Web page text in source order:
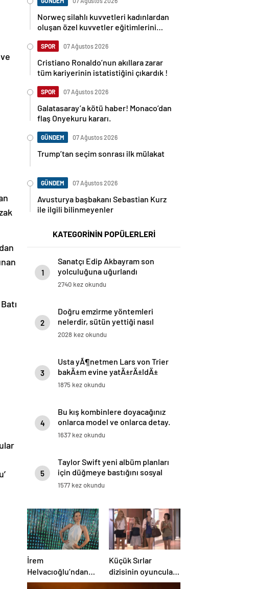
Norweç silahlı kuvvetleri kadınlardan
oluşan özel kuvvetler eğitimlerini
SPOR 07 Ağustos 2026
Cristiano Ronaldo’nun akıllara zarar
tüm kariyerinin istatistiğini çıkardık !
SPOR 07 Ağustos 2026
Galatasaray’a kötü haber! Monaco’dan
flaş Onyekuru kararı.
GÜNDEM 07 Ağustos 2026
Trump’tan seçim sonrası ilk mülakat
GÜNDEM 07 Ağustos 2026
Avusturya başbakanı Sebastian Kurz
ile ilgili bilinmeyenler
KATEGORİNİN POPÜLERLERİ
1
Sanatçı Edip Akbayram son
yolculuğuna uğurlandı
2740 kez okundu
2
Doğru emzirme yöntemleri
nelerdir, sütün yettiği nasıl
anlaşılır?
2028 kez okundu
3
Usta yÃ¶netmen Lars von Trier
bakÄ±m evine yatÄ±rÄ±ldÄ±
1875 kez okundu
4
Bu kış kombinlere doyacağınız
onlarca model ve onlarca detay.
1637 kez okundu
5
Taylor Swift yeni albüm planları
için düğmeye bastığını sosyal
medyadan duyurdu!
1577 kez okundu
İrem
Helvacıoğlu’ndan
müjdeli haber geldi!
Küçük Sırlar
dizisinin oyuncuları
15 yıl sonra bir arada